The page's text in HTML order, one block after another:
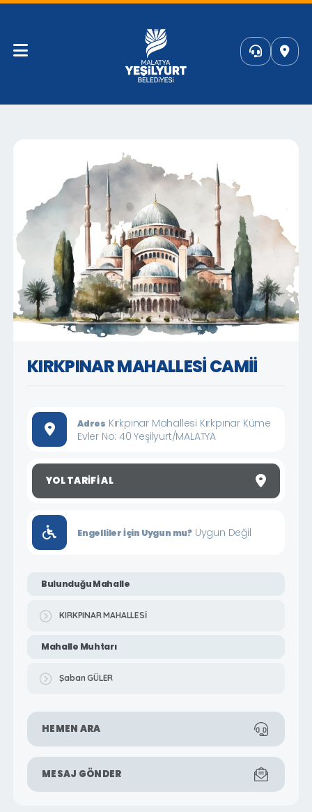
KIRKPINAR MAHALLESİ CAMİİ
Adres Kırkpınar Mahallesi Kırkpınar Küme
Evler No: 40 Yeşilyurt/MALATYA
YOL TARIFI AL
Engelliler İçin Uygun mu? Uygun Değil
Bulunduğu Mahalle
KIRKPINAR MAHALLESİ
Mahalle Muhtarı
Şaban GÜLER
HEMEN ARA
MESAJ GÖNDER